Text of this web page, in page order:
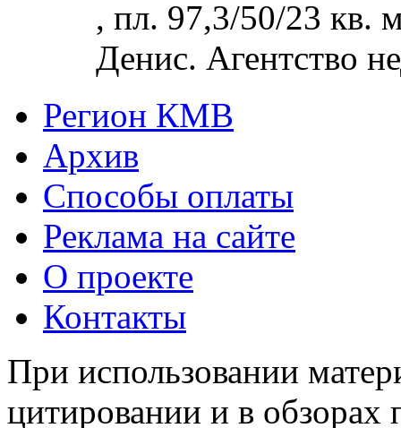
, пл. 97,3/50/23 кв.
Денис. Агентство
Регион КМВ
Архив
Способы оплаты
Реклама на сайте
О проекте
Контакты
При использовании
цитировании и в обзорах